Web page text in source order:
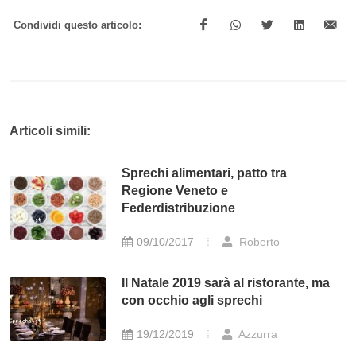
Condividi questo articolo:
Articoli simili:
Sprechi alimentari, patto tra
Regione Veneto e
Federdistribuzione
09/10/2017 Roberto
Il Natale 2019 sarà al ristorante, ma
con occhio agli sprechi
19/12/2019 Azzurra